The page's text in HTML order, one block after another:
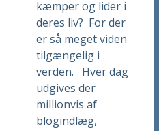
kæmper og lider i
deres liv? For der
er så meget viden
tilgængelig i
verden. Hver dag
udgives der
millionvis af
blogindlæg,